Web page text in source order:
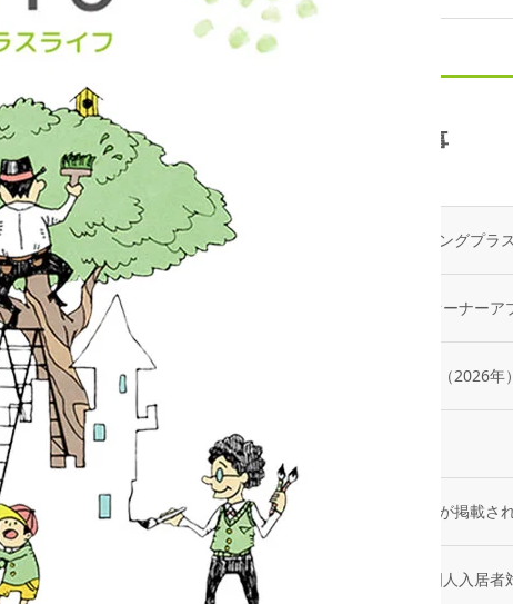
最新記事
メディア掲載
お知らせ イチイのプラスライフサービス「 オーナー
実績・発行物 高齢者向け賃貸住宅／取り扱い戸数（2026年）
お知らせ 2026年 夏期休業のお知らせ
メディア掲載 「住宅新報」に当社代表の取材記事が掲載さ
『防災マニュアル 高齢入居者・外国人入居